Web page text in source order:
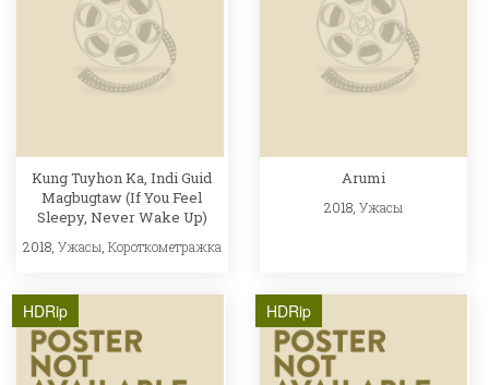
Kung Tuyhon Ka, Indi Guid
Magbugtaw (If You Feel
Sleepy, Never Wake Up)
2018, Ужасы Короткометражка
Arumi
2018,Ужасы
HDRip HDRip